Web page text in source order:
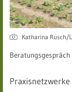
Katharina Rusch/
Beratungsgespräch
Praxisnetzwerke